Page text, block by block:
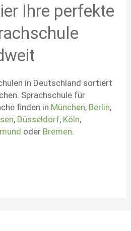
Ihre perfekte
in Deutschland sortiert
Sprachschule für
finden in München, Berlin,
, Düsseldorf, Köln,
oder Bremen